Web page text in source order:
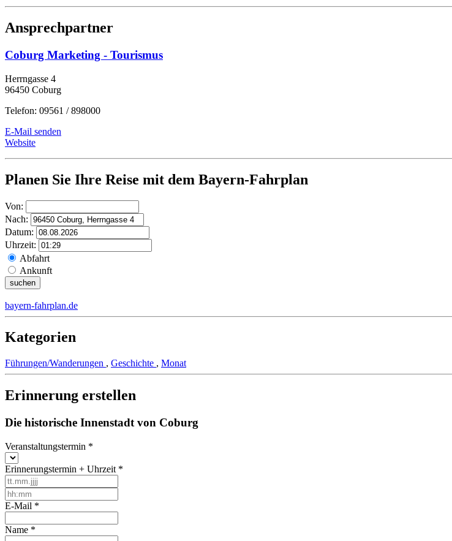
Ansprechpartner
Coburg Marketing - Tourismus
Herrngasse 4
96450 Coburg
Telefon: 09561 / 898000
E-Mail senden
Website
Planen Sie Ihre Reise mit dem Bayern-Fahrplan
Von:
Nach:
Datum:
Uhrzeit:
Abfahrt
Ankunft
bayern-fahrplan.de
Kategorien
Führungen/Wanderungen , Geschichte , Monat
Erinnerung erstellen
Die historische Innenstadt von Coburg
Veranstaltungstermin *
Erinnerungstermin + Uhrzeit *
E-Mail *
Name *